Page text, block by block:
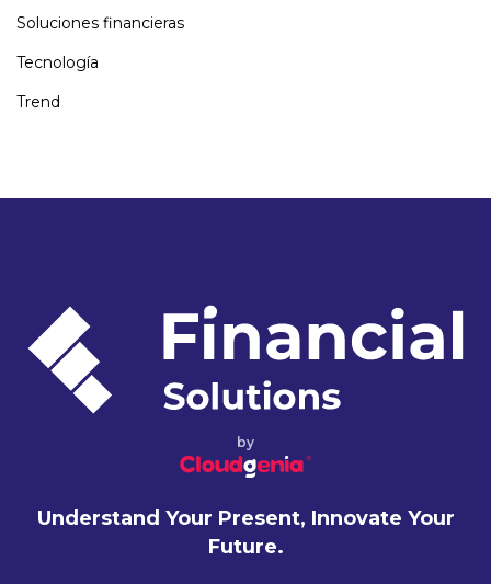
Soluciones financieras
Tecnología
Trend
by
Understand Your Present, Innovate Your
Future.